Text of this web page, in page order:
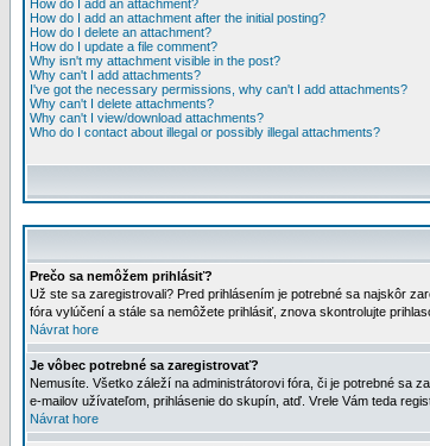
How do I add an attachment?
How do I add an attachment after the initial posting?
How do I delete an attachment?
How do I update a file comment?
Why isn't my attachment visible in the post?
Why can't I add attachments?
I've got the necessary permissions, why can't I add attachments?
Why can't I delete attachments?
Why can't I view/download attachments?
Who do I contact about illegal or possibly illegal attachments?
Prečo sa nemôžem prihlásiť?
Už ste sa zaregistrovali? Pred prihlásením je potrebné sa najskôr
fóra vylúčení a stále sa nemôžete prihlásiť, znova skontrolujte
Návrat hore
Je vôbec potrebné sa zaregistrovať?
Nemusíte. Všetko záleží na administrátorovi fóra, či je potrebné sa
e-mailov užívateľom, prihlásenie do skupín, atď. Vrele Vám teda
Návrat hore